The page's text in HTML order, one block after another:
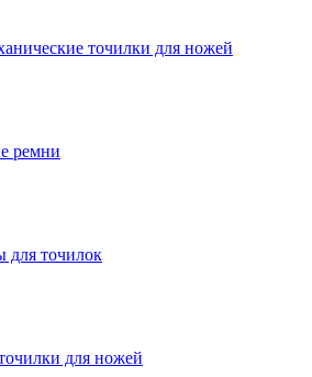
точилки для ножей
ремни
для точилок
для ножей